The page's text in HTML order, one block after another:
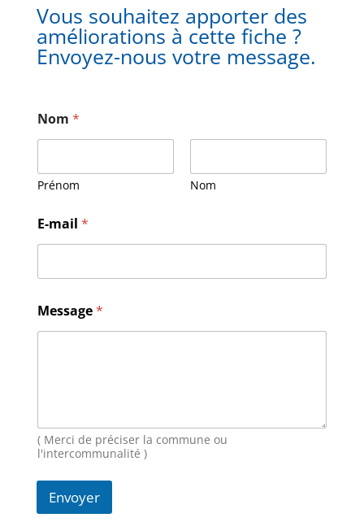
Vous souhaitez apporter des
améliorations à cette fiche ?
Envoyez-nous votre message.
Nom *
Prénom Nom
-
m
i
N
o
m
g
e
E-mail *
Message*
( Merci de préciser la commune ou
l'intercommunalité )
Envoyer